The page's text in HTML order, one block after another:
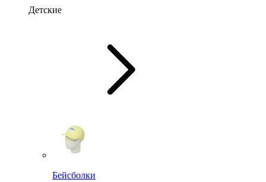
Детские
Бейсболки